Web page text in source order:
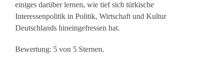
einiges darüber lernen, wie tief sich türkische
Interessenpolitik in Politik, Wirtschaft und Kultur
Deutschlands hineingefressen hat.
Bewertung: 5 von 5 Sternen.